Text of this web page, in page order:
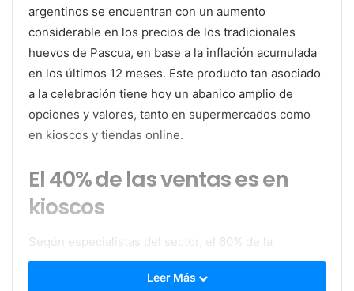
argentinos se encuentran con un aumento
considerable en los precios de los tradicionales
huevos de Pascua, en base a la inflación acumulada
en los últimos 12 meses. Este producto tan asociado
a la celebración tiene hoy un abanico amplio de
opciones y valores, tanto en supermercados como
en kioscos y tiendas online.
El 40% de las ventas es en
kioscos
Según especialistas del sector, el 60% de la
comercialización se da en grandes cadenas,
el 40% restante corresponde a
Leer Más